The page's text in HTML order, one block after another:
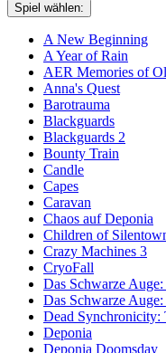
Spiel wählen:
A New Beginning
A Year of Rain
AER Memories of
Anna's Quest
Barotrauma
Blackguards
Blackguards 2
Bounty Train
Candle
Capes
Caravan
Chaos auf Deponia
Children of
Crazy Machines 3
CryoFall
Das Schwarze
Das Schwarze
Dead Synchronicity:
Deponia
Deponia Doomsday